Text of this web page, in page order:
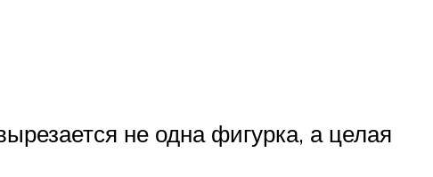
не одна фигурка, а целая